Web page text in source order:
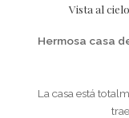
Vista al
Hermosa casa
La casa está